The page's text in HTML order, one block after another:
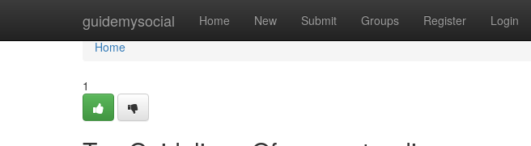
guidemysocial Home New Submit Groups Register Login
Home
Home
1